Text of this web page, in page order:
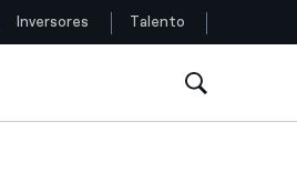
Inversores Talento